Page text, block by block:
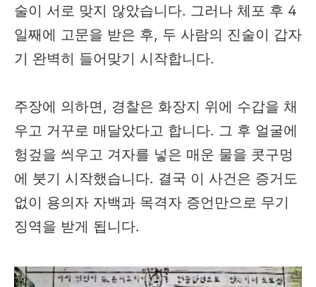
술이 서로 맞지 않았습니다. 그러나 체포 후 4
일째에 고문을 받은 후, 두 사람의 진술이 갑자
기 완벽히 들어맞기 시작합니다.
주장에 의하면, 경찰은 화장지 위에 수갑을 채
우고 거꾸로 매달았다고 합니다. 그 후 얼굴에
헝겊을 씌우고 겨자를 넣은 매운 물을 콧구멍
에 붓기 시작했습니다. 결국 이 사건은 증거도
없이 용의자 자백과 목격자 증언만으로 무기
징역을 받게 됩니다.